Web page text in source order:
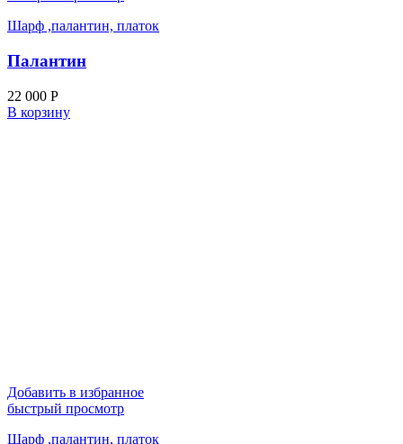
Шарф ,палантин, платок
Палантин
22 000 Р
В корзину
Добавить в избранное
быстрый просмотр
Шарф ,палантин, платок